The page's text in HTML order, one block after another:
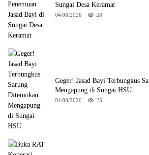
Sungai Desa Keramat
04/08/2026 28
Geger! Jasad Bayi Terbungkus
Mengapung di Sungai HSU
04/08/2026 25